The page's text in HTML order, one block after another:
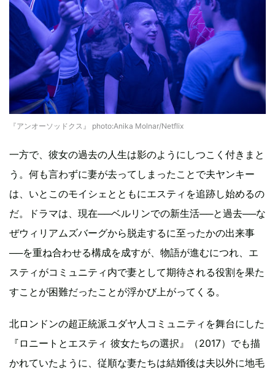
『アンオーソッドクス』 photo:Anika Molnar/Netflix
一方で、彼女の過去の人生は影のようにしつこく付きまと
う。何も言わずに妻が去ってしまったことで夫ヤンキー
は、いとこのモイシェとともにエスティを追跡し始めるの
だ。ドラマは、現在──ベルリンでの新生活──と過去──な
ぜウィリアムズバーグから脱走するに至ったかの出来事
──を重ね合わせる構成を成すが、物語が進むにつれ、エ
スティがコミュニティ内で妻として期待される役割を果た
すことが困難だったことが浮かび上がってくる。
北ロンドンの超正統派ユダヤ人コミュニティを舞台にした
『ロニートとエスティ 彼女たちの選択』（2017）でも描
かれていたように、従順な妻たちは結婚後は夫以外に地毛